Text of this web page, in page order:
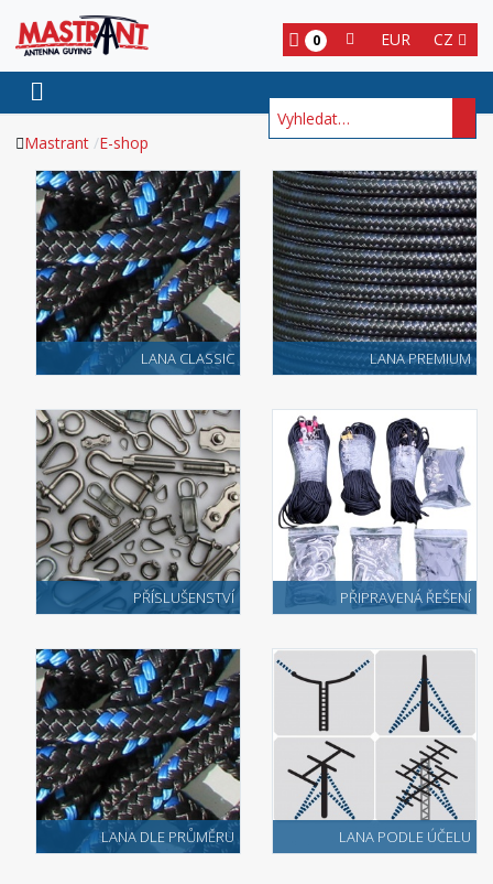
CZ
EUR
0
Hledat
Mastrant E-shop
LANA CLASSIC LANA PREMIUM
PŘÍSLUŠENSTVÍ PŘIPRAVENÁ ŘEŠENÍ
LANA DLE PRŮMĚRU LANA PODLE ÚČELU